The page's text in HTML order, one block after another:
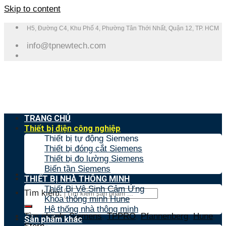
Skip to content
H5, Đường C4, Khu Phố 4, Phường Tân Thới Nhất, Quận 12, TP. HCM
info@tpnewtech.com
Tìm kiếm:
Tìm nhanh:Siemens,TPPRO,Pfannenberg,Hune,
TRANG CHỦ
Thiết bị điện công nghiệp
Thiết bị tự động Siemens
Thiết bị đóng cắt Siemens
Thiết bị đo lường Siemens
Biến tần Siemens
THIẾT BỊ NHÀ THÔNG MINH
Thiết Bị Vệ Sinh Cảm Ứng
Khóa thông minh Hune
Hệ thống nhà thông minh
Sản phẩm khác